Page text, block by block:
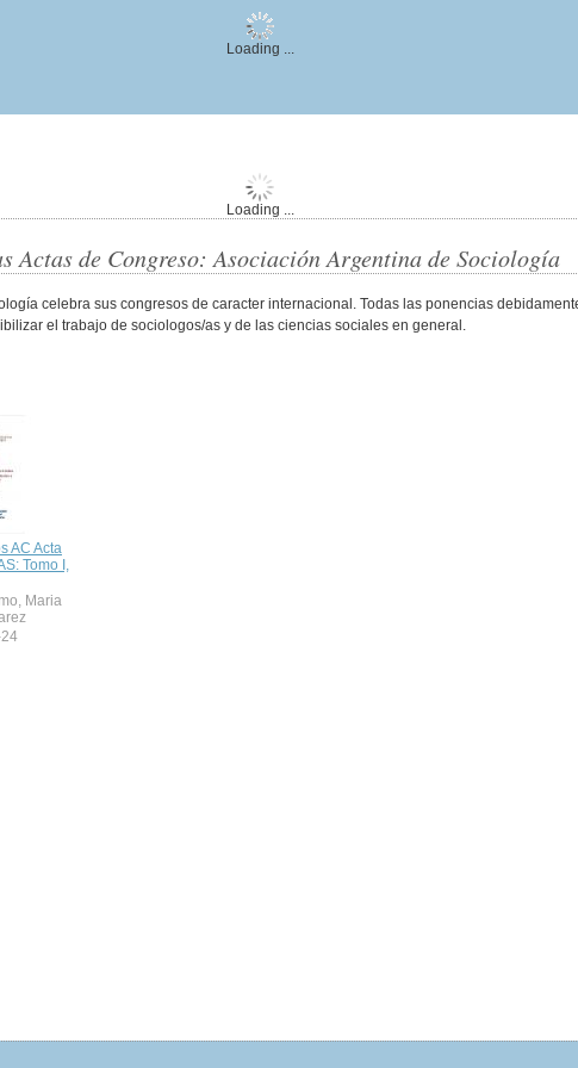
Loading ...
Loading ...
Actas de Congreso: Asociación Argentina de Sociología
celebra sus congresos de caracter internacional. Todas las ponencias
el trabajo de sociologos/as y de las ciencias sociales en general.
AC Acta
Tomo I,
Maria